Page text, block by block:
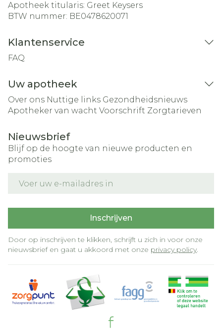
Apotheek titularis: Greet Keysers
BTW nummer: BE0478620071
Klantenservice
FAQ
Uw apotheek
Over ons Nuttige links Gezondheidsnieuws
Apotheker van wacht Voorschrift Zorgtarieven
Nieuwsbrief
Blijf op de hoogte van nieuwe producten en
promoties
Inschrijven
Door op inschrijven te klikken, schrijft u zich in voor onze
nieuwsbrief en gaat u akkoord met onze privacy policy.